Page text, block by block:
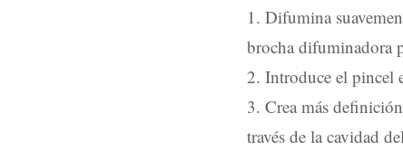
1. Difumina
brocha difuminadora
2. Introduce el pincel
3. Crea más
través de la cavidad